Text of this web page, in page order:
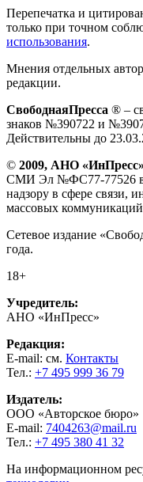
Перепечатка и
только при точном
использования.
Мнения отдельных
редакции.
СвободнаяПресса ® –
знаков №390722 и
Действительны до
© 2009, АНО «ИнПресс»
СМИ Эл №ФС77-77526
надзору в сфере связи,
массовых
Сетевое издание
года.
18+
Учредитель:
АНО «ИнПресс»
Редакция:
E-mail: см. Контакты
Тел.: +7 495 999 36 79
Издатель:
ООО «Авторское бюро»
E-mail: 7404263@mail.ru
Тел.: +7 495 380 41 32
На информационном